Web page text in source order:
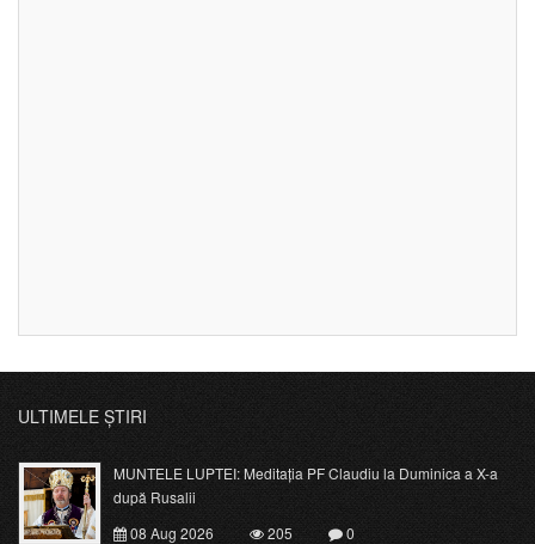
ULTIMELE ȘTIRI
MUNTELE LUPTEI: Meditația PF Claudiu la Duminica a X-a
după Rusalii
08 Aug 2026
205
0